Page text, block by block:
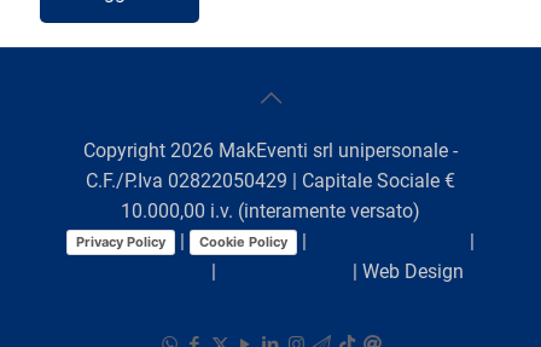
Copyright 2026 MakEventi srl unipersonale -
C.F./P.Iva 02822050429 | Capitale Sociale €
10.000,00 i.v. (interamente versato)
Privacy Policy | Cookie Policy |
|
|
| Web Design